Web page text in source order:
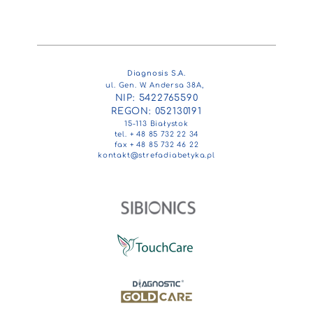
Diagnosis S.A.
ul. Gen. W. Andersa 38A,
NIP: 5422765590
REGON: 052130191
15-113 Białystok
tel. + 48 85 732 22 34
fax + 48 85 732 46 22
kontakt@strefadiabetyka.pl